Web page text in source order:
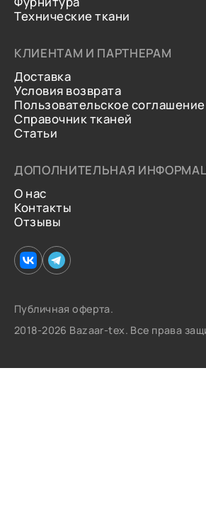
Технические ткани
КЛИЕНТАМ И ПАРТНЕРАМ
Доставка
Условия возврата
Пользовательское соглашение
Справочник тканей
Статьи
ДОПОЛНИТЕЛЬНАЯ
О нас
Контакты
Отзывы
Публичная оферта.
2018-2026 Bazaar-tex. Все права